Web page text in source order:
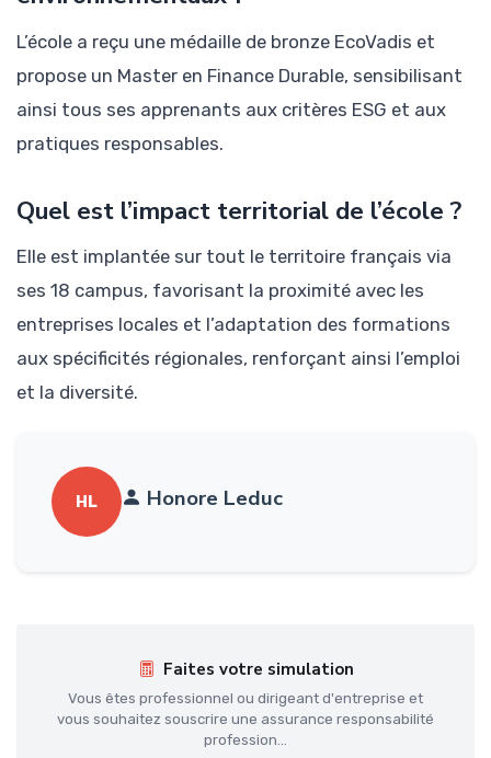
L’école a reçu une médaille de bronze EcoVadis et
propose un Master en Finance Durable, sensibilisant
ainsi tous ses apprenants aux critères ESG et aux
pratiques responsables.
Quel est l’impact territorial de l’école ?
Elle est implantée sur tout le territoire français via
ses 18 campus, favorisant la proximité avec les
entreprises locales et l’adaptation des formations
aux spécificités régionales, renforçant ainsi l’emploi
et la diversité.
HL Honore Leduc
Faites votre simulation
Vous êtes professionnel ou dirigeant d'entreprise et
vous souhaitez souscrire une assurance responsabilité
profession...